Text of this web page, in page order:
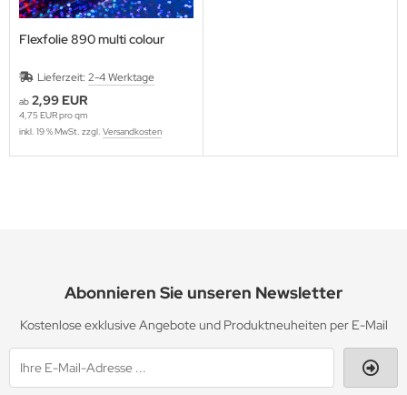
Flexfolie 890 multi colour
Lieferzeit: 2-4 Werktage
ab 2,99 EUR
4,75 EUR pro qm
inkl. 19 % MwSt. zzgl. Versandkosten
Abonnieren Sie unseren Newsletter
Kostenlose exklusive Angebote und Produktneuheiten per E-Mail